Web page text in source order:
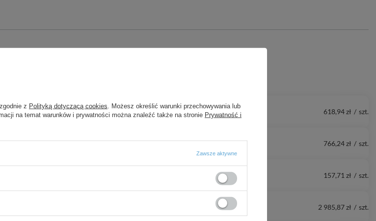
618,94 zł / szt.
766,24 zł / szt.
157,71 zł / szt.
2 985,87 zł / szt.
z Polityką dotyczącą cookies . Możesz określić warunki przechowywania lub
na temat warunków i prywatności można znaleźć także na stronie Prywatność i
Zawsze aktywne